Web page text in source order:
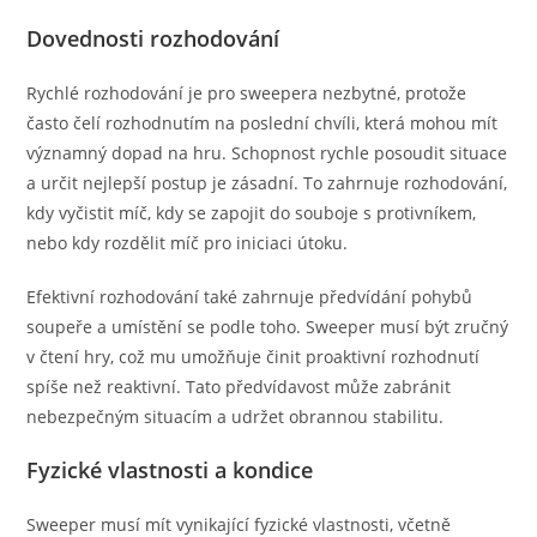
Dovednosti rozhodování
Rychlé rozhodování je pro sweepera nezbytné, protože
často čelí rozhodnutím na poslední chvíli, která mohou mít
významný dopad na hru. Schopnost rychle posoudit situace
a určit nejlepší postup je zásadní. To zahrnuje rozhodování,
kdy vyčistit míč, kdy se zapojit do souboje s protivníkem,
nebo kdy rozdělit míč pro iniciaci útoku.
Efektivní rozhodování také zahrnuje předvídání pohybů
soupeře a umístění se podle toho. Sweeper musí být zručný
v čtení hry, což mu umožňuje činit proaktivní rozhodnutí
spíše než reaktivní. Tato předvídavost může zabránit
nebezpečným situacím a udržet obrannou stabilitu.
Fyzické vlastnosti a kondice
Sweeper musí mít vynikající fyzické vlastnosti, včetně